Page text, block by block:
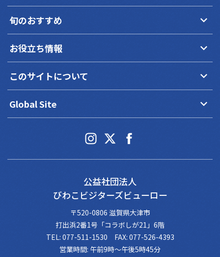
旬のおすすめ keyboard_arrow_down
お役立ち情報 keyboard_arrow_down
このサイトについて keyboard_arrow_down
Global Site keyboard_arrow_down
公益社団法人
びわこビジターズビューロー
〒520-0806 滋賀県大津市
打出浜2番1号「コラボしが21」6階
TEL: 077-511-1530 FAX: 077-526-4393
営業時間: 午前9時～午後5時45分